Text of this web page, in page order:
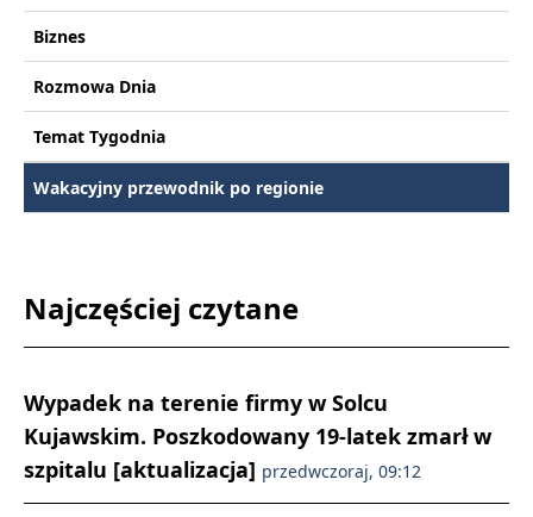
Biznes
Rozmowa Dnia
Temat Tygodnia
Wakacyjny przewodnik po regionie
Najczęściej czytane
Wypadek na terenie firmy w Solcu
Kujawskim. Poszkodowany 19-latek zmarł w
szpitalu [aktualizacja] przedwczoraj, 09:12